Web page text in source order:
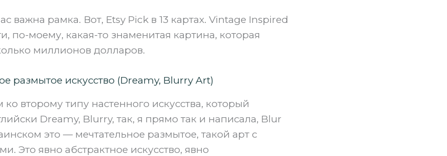
важна рамка. Вот, Etsy Pick в 13 картах. Vintage Inspired
по-моему, какая-то знаменитая картина, которая
миллионов долларов.
размытое искусство (Dreamy, Blurry Art)
второму типу настенного искусства, который
Dreamy, Blurry, так, я прямо так и написала, Blur
это — мечтательное размытое, такой арт с
Это явно абстрактное искусство, явно